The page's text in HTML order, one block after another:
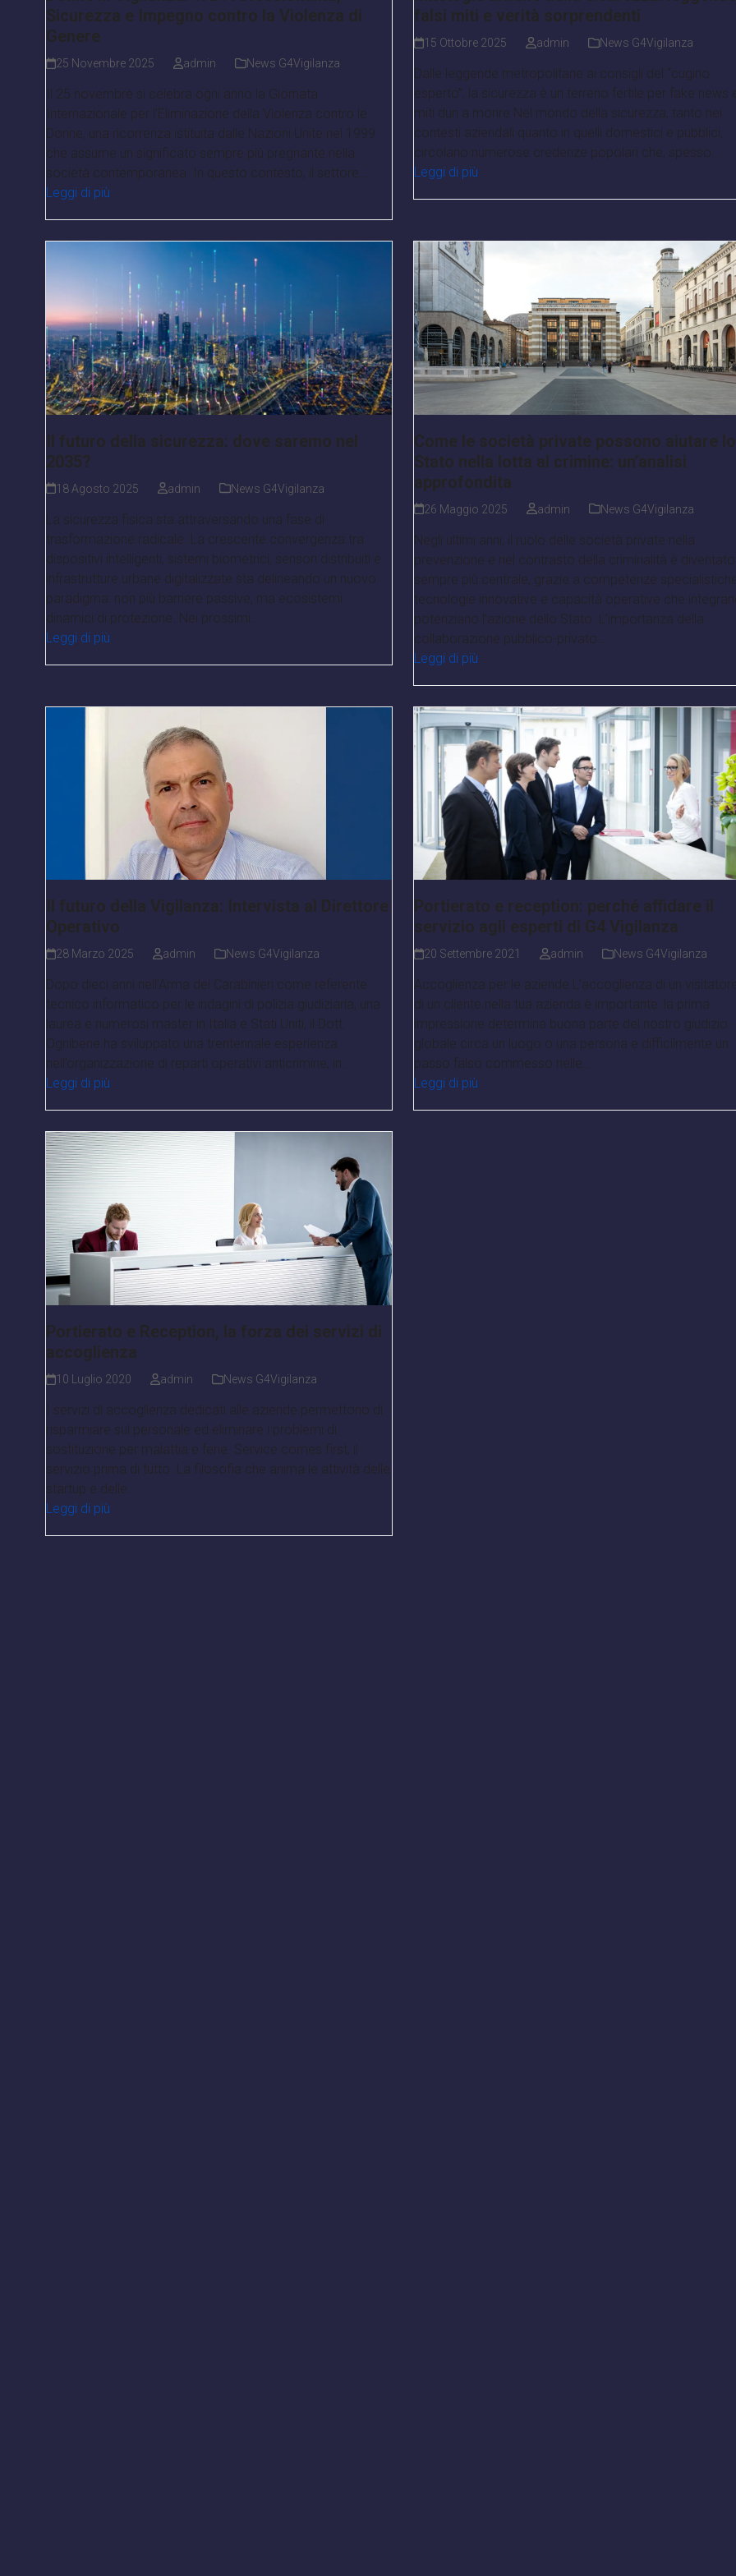
Sicurezza e Impegno contro la Violenza di
Genere
25 Novembre 2025 admin News G4Vigilanza
Il 25 novembre si celebra ogni anno la Giornata
Internazionale per l'Eliminazione della Violenza contro le
Donne, una ricorrenza istituita dalle Nazioni Unite nel 1999
che assume un significato sempre più pregnante nella
società contemporanea. In questo contesto, il settore…
Leggi di più
falsi miti e verità sorprendenti
15 Ottobre 2025 admin News G4Vigilanza
Dalle leggende metropolitane ai consigli del “cugino
esperto”, la sicurezza è un terreno fertile per fake news
miti duri a morire Nel mondo della sicurezza, tanto nei
contesti aziendali quanto in quelli domestici e pubblici,
circolano numerose credenze popolari che, spesso…
Leggi di più
Il futuro della sicurezza: dove saremo nel
2035?
18 Agosto 2025 admin News G4Vigilanza
La sicurezza fisica sta attraversando una fase di
trasformazione radicale. La crescente convergenza tra
dispositivi intelligenti, sistemi biometrici, sensori distribuiti e
infrastrutture urbane digitalizzate sta delineando un nuovo
paradigma: non più barriere passive, ma ecosistemi
dinamici di protezione. Nei prossimi…
Leggi di più
Come le società private possono aiutare lo
Stato nella lotta al crimine: un’analisi
approfondita
26 Maggio 2025 admin News G4Vigilanza
Negli ultimi anni, il ruolo delle società private nella
prevenzione e nel contrasto della criminalità è diventato
sempre più centrale, grazie a competenze
tecnologie innovative e capacità operative che
potenziano l’azione dello Stato. L’importanza della
collaborazione pubblico-privato…
Leggi di più
Il futuro della Vigilanza: Intervista al Direttore
Operativo
28 Marzo 2025 admin News G4Vigilanza
Dopo dieci anni nell’Arma dei Carabinieri come referente
tecnico informatico per le indagini di polizia giudiziaria, una
laurea e numerosi master in Italia e Stati Uniti, il Dott.
Ognibene ha sviluppato una trentennale esperienza
nell’organizzazione di reparti operativi anticrimine, in…
Leggi di più
Portierato e reception: perché affidare il
servizio agli esperti di G4 Vigilanza
20 Settembre 2021 admin News G4Vigilanza
Accoglienza per le aziende L’accoglienza di un
di un cliente nella tua azienda è importante: la prima
impressione determina buona parte del nostro giudizio
globale circa un luogo o una persona e difficilmente un
passo falso commesso nelle…
Leggi di più
Portierato e Reception, la forza dei servizi di
accoglienza
10 Luglio 2020 admin News G4Vigilanza
I servizi di accoglienza dedicati alle aziende permettono di
risparmiare sul personale ed eliminare i problemi di
sostituzione per malattia e ferie. Service comes first, il
servizio prima di tutto. La filosofia che anima le attività delle
startup e delle…
Leggi di più